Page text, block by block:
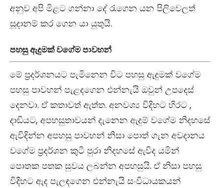
අනුව අපි මිළට ගන්නා දේ රැගෙන යන පිලිවෙලත්
සූදානම් කර ගෙන යා යුතුයි.
පහසු ඇදුමක් වගේම පාවහන්
මේ ප්‍රදර්ශනයට පැමිනෙන විට පහසු ඇදුමක් වගේම
පහසු පාවහන් පැළදගෙන එන්නැයි ඔවුන් උපදෙස්
දෙනවා. ඒ කතාවත් ඇත්ත. අනවශ්‍ය විදිහට හිරට ,
දාඩියට, අපහසුතාවයන් දැනෙන ඇදුම් වගේම නිදහසේ
ඇවිදින්න අපහසු පාවහන් නිසා පොත් ගැන අවදානය
වගේම ප්‍රදර්ශන කුටි පුරා නිදහසේ ඇවිද යමින්
පොතක පතක සුවය ලබන්න අපහසුයි. ඒ නිසා පහසු
විදිහට ඇද පැලඳගෙන එන්නැයි සංවිධායකයන්